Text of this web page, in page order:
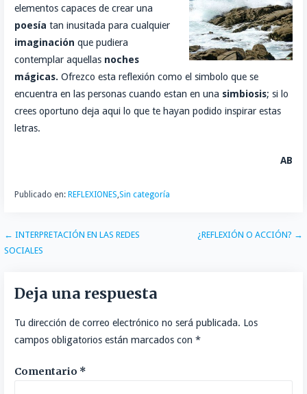
i
r
elementos capaces de crear una
poesía tan inusitada para cualquier
imaginación que pudiera
contemplar aquellas noches
mágicas. Ofrezco esta reflexión como el simbolo que se
encuentra en las personas cuando estan en una simbiosis; si lo
crees oportuno deja aqui lo que te hayan podido inspirar estas
letras.
AB
Publicado en: REFLEXIONES,Sin categoría
Navegación
entradas
← INTERPRETACIÓN EN LAS REDES
SOCIALES
¿REFLEXIÓN O ACCIÓN? →
Deja una respuesta
Tu dirección de correo electrónico no será publicada. Los
campos obligatorios están marcados con *
Comentario *